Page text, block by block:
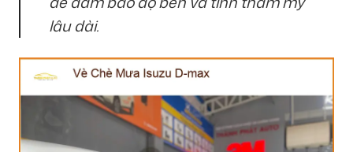
lâu dài.